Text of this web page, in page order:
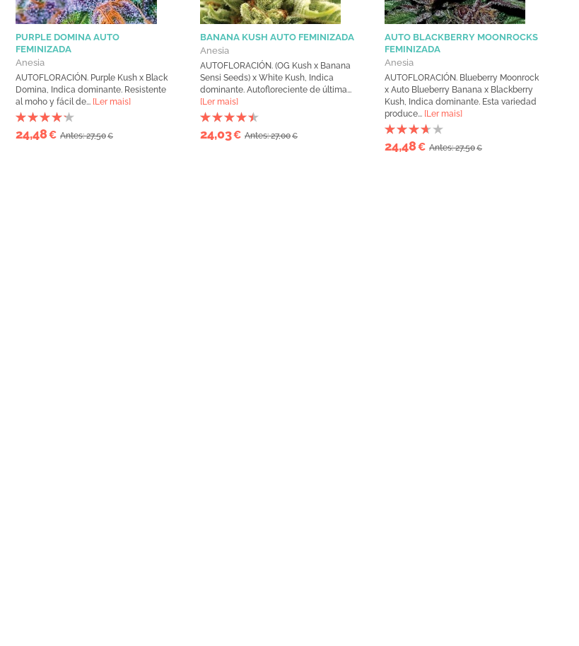
PURPLE DOMINA AUTO
FEMINIZADA
Anesia
AUTOFLORACIÓN. Purple Kush x Black
Domina, Indica dominante. Resistente
al moho y fácil de... [Ler mais]
24,48€ Antes: 27,50€
BANANA KUSH AUTO FEMINIZADA
Anesia
AUTOFLORACIÓN. (OG Kush x Banana
Sensi Seeds) x White Kush, Indica
dominante. Autofloreciente de última...
[Ler mais]
24,03€ Antes: 27,00€
AUTO BLACKBERRY MOONROCKS
FEMINIZADA
Anesia
AUTOFLORACIÓN. Blueberry Moonrock
x Auto Blueberry Banana x Blackberry
Kush, Indica dominante. Esta variedad
produce... [Ler mais]
24,48€ Antes: 27,50€